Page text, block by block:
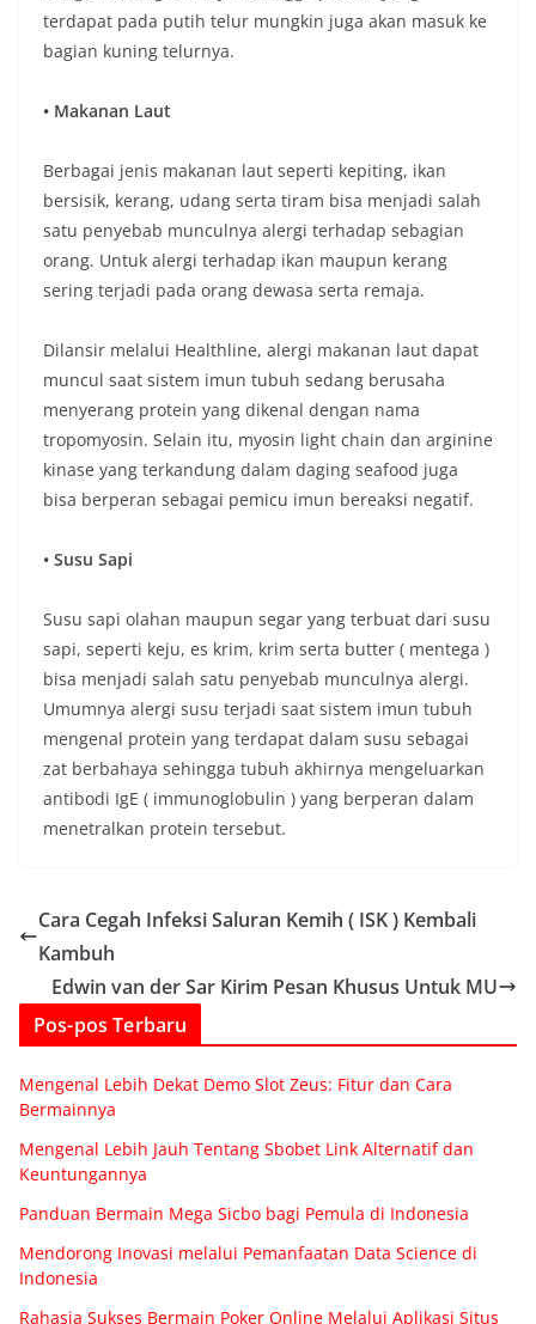
terdapat pada putih telur mungkin juga akan masuk ke
bagian kuning telurnya.
• Makanan Laut
Berbagai jenis makanan laut seperti kepiting, ikan
bersisik, kerang, udang serta tiram bisa menjadi salah
satu penyebab munculnya alergi terhadap sebagian
orang. Untuk alergi terhadap ikan maupun kerang
sering terjadi pada orang dewasa serta remaja.
Dilansir melalui Healthline, alergi makanan laut dapat
muncul saat sistem imun tubuh sedang berusaha
menyerang protein yang dikenal dengan nama
tropomyosin. Selain itu, myosin light chain dan arginine
kinase yang terkandung dalam daging seafood juga
bisa berperan sebagai pemicu imun bereaksi negatif.
• Susu Sapi
Susu sapi olahan maupun segar yang terbuat dari susu
sapi, seperti keju, es krim, krim serta butter ( mentega )
bisa menjadi salah satu penyebab munculnya alergi.
Umumnya alergi susu terjadi saat sistem imun tubuh
mengenal protein yang terdapat dalam susu sebagai
zat berbahaya sehingga tubuh akhirnya mengeluarkan
antibodi IgE ( immunoglobulin ) yang berperan dalam
menetralkan protein tersebut.
Cara Cegah Infeksi Saluran Kemih ( ISK ) Kembali
Kambuh
Edwin van der Sar Kirim Pesan Khusus Untuk MU
Pos-pos Terbaru
Mengenal Lebih Dekat Demo Slot Zeus: Fitur dan Cara
Bermainnya
Mengenal Lebih Jauh Tentang Sbobet Link Alternatif dan
Keuntungannya
Panduan Bermain Mega Sicbo bagi Pemula di Indonesia
Mendorong Inovasi melalui Pemanfaatan Data Science di
Indonesia
Rahasia Sukses Bermain Poker Online Melalui Aplikasi Situs